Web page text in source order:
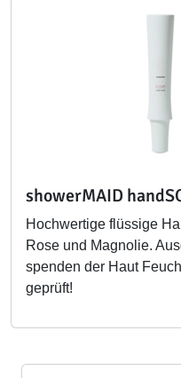
showerMAID
Hochwertige flüssige
Rose und Magnolie.
spenden der Haut
geprüft!